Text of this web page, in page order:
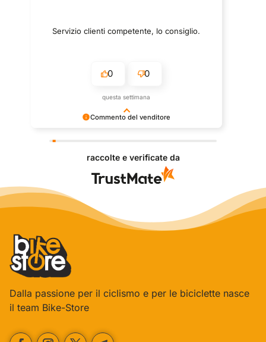
Commento del venditore
servizio giusto a clienti così fantastici. Grazie
Servizio clienti competente, lo consiglio.
0 0
questa settimana
raccolte e verificate da
Dalla passione per il ciclismo e per le biciclette nasce
il team Bike-Store